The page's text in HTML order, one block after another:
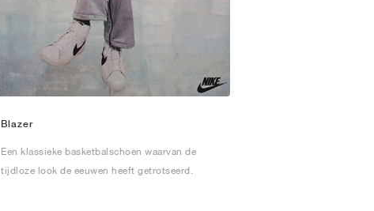
Blazer
Een klassieke basketbalschoen waarvan de
tijdloze look de eeuwen heeft getrotseerd.